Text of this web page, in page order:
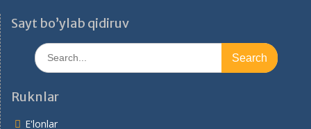
Sayt bo’ylab qidiruv
Search
for:
Ruknlar
E'lonlar